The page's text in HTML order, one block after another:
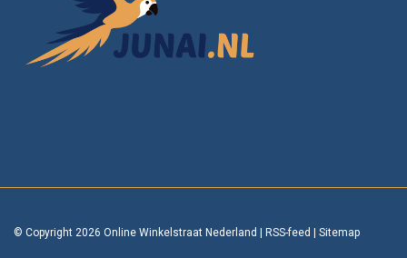
© Copyright 2026 Online Winkelstraat Nederland RSS-feed Sitemap